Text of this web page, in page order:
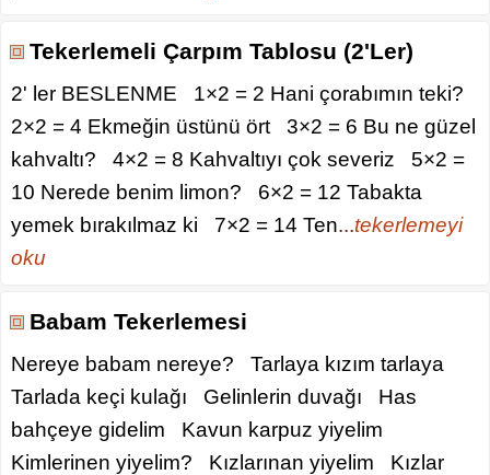
Tekerlemeli Çarpım Tablosu (2'Ler)
2' ler BESLENME 1×2 = 2 Hani çorabımın teki?
2×2 = 4 Ekmeğin üstünü ört 3×2 = 6 Bu ne güzel
kahvaltı? 4×2 = 8 Kahvaltıyı çok severiz 5×2 =
10 Nerede benim limon? 6×2 = 12 Tabakta
yemek bırakılmaz ki 7×2 = 14 Ten...tekerlemeyi
oku
Babam Tekerlemesi
Nereye babam nereye? Tarlaya kızım tarlaya
Tarlada keçi kulağı Gelinlerin duvağı Has
bahçeye gidelim Kavun karpuz yiyelim
Kimlerinen yiyelim? Kızlarınan yiyelim Kızlar